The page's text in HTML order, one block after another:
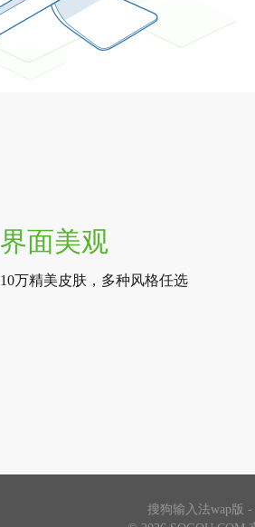
界面美观
10万精美皮肤，多种风格任选
搜狗输入法wap版 -